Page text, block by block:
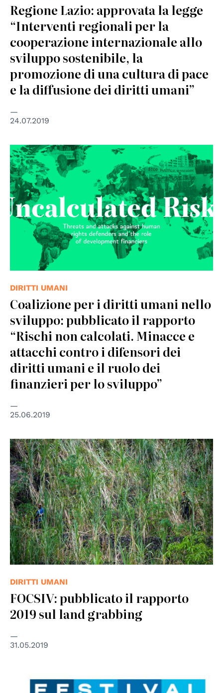
Regione Lazio: approvata la legge
“Interventi regionali per la
cooperazione internazionale allo
sviluppo sostenibile, la
promozione di una cultura di pace
e la diffusione dei diritti umani”
24.07.2019
DIRITTI UMANI
Coalizione per i diritti umani nello
sviluppo: pubblicato il rapporto
“Rischi non calcolati. Minacce e
attacchi contro i difensori dei
diritti umani e il ruolo dei
finanzieri per lo sviluppo”
25.06.2019
© UN Photo/Mark Garten
DIRITTI UMANI
FOCSIV: pubblicato il rapporto
2019 sul land grabbing
31.05.2019